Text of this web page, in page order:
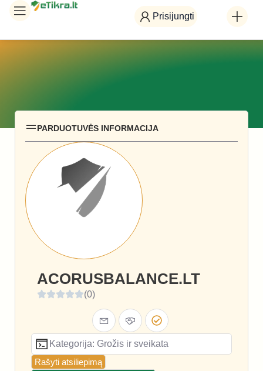
Prisijungti
PARDUOTUVĖS INFORMACIJA
ACORUSBALANCE.LT
(0)
Kategorija: Grožis ir sveikata
Rašyti atsiliepimą